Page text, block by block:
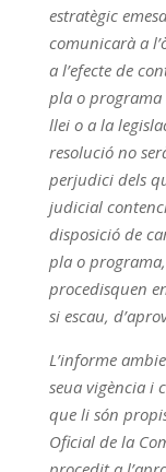
estratègic
comunicarà a
a l’efecte de
pla o programa
llei o a la
resolució no
perjudici dels
judicial
disposició de
pla o
procedisquen
si escau,
L’informe
seua vigència i
que li són
Oficial de la